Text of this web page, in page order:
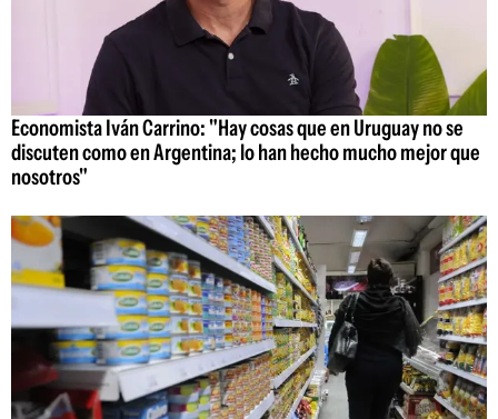
Economista Iván Carrino: "Hay cosas que en Uruguay no se
discuten como en Argentina; lo han hecho mucho mejor que
nosotros"